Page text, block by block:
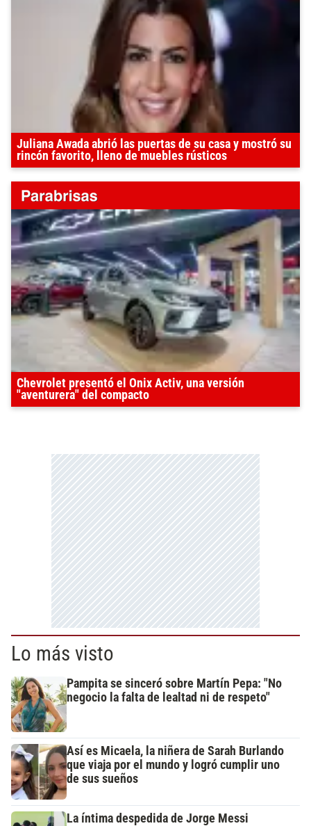
Juliana Awada abrió las puertas de su casa y mostró su
rincón favorito, lleno de muebles rústicos
Chevrolet presentó el Onix Activ, una versión
"aventurera" del compacto
Lo más visto
Pampita se sinceró sobre Martín Pepa: "No
negocio la falta de lealtad ni de respeto"
Así es Micaela, la niñera de Sarah Burlando
que viaja por el mundo y logró cumplir uno
de sus sueños
La íntima despedida de Jorge Messi